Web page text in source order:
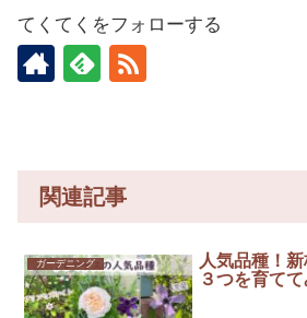
てくてくをフォローする
関連記事
ガーデニング
人気品種！
３つを育て